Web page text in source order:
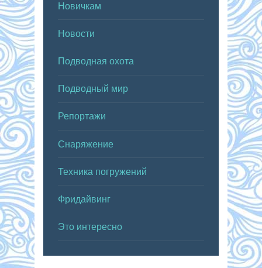
Новичкам
Новости
Подводная охота
Подводный мир
Репортажи
Снаряжение
Техника погружений
Фридайвинг
Это интересно